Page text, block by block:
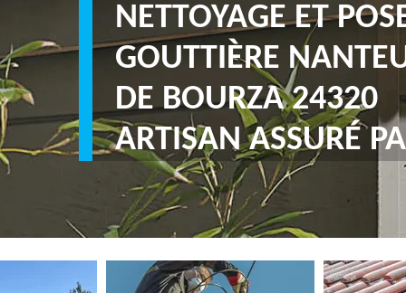
NETTOYAGE ET
GOUTTIÈRE
DE BOURZA 24320
ARTISAN ASSURÉ